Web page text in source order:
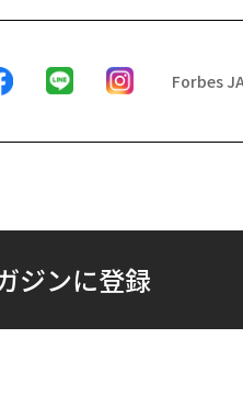
Forbes
ジンに登録